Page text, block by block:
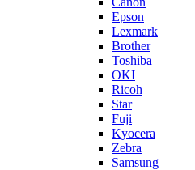
Epson
Lexmark
Brother
Toshiba
OKI
Ricoh
Star
Fuji
Kyocera
Zebra
Samsung